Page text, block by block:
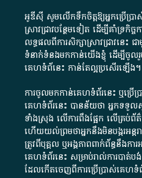
អូឌីស៊ី សូមលើកទឹកចិត្តឱ្យអ្នកប្រើប្រា
ស្រាវជ្រាវបន្ថែមទៀត ដើម្បីគាំទ្រកិ
លទ្ធផលពីការសិក្សាស្រាវជ្រាវនេះ
ទំនាក់ទំនងមកកាន់យើងខ្ញុំ ដើម្បីចូល
គេហទំព័នេះ កាន់តែល្អប្រសើរឡើង។
ការចូលមកកាន់គេហទំព័រនេះ ឬប្រើ
គេហទំព័រនេះ បានន័យថា អ្នកទទួល
ទាំងស្រុង លើការពឹងផ្អែក លើគ្រប់
ហើយយល់ព្រមថាអ្នកនឹងមិនបង្ករអន្ត
ត្រូវពីបុគ្គល ឬអង្គភាពពាក់ព័ន្ធនឹងកា
គេហទំព័រនេះ សម្រាប់រាល់ការបាត់
ដែលកើតចេញពីការប្រើប្រាស់គេហទំ